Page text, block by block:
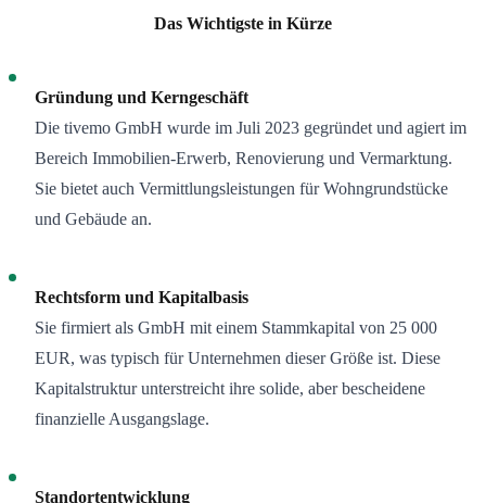
Das Wichtigste in Kürze
Gründung und Kerngeschäft
Die tivemo GmbH wurde im Juli 2023 gegründet und agiert im
Bereich Immobilien-Erwerb, Renovierung und Vermarktung.
Sie bietet auch Vermittlungsleistungen für Wohngrundstücke
und Gebäude an.
Rechtsform und Kapitalbasis
Sie firmiert als GmbH mit einem Stammkapital von 25 000
EUR, was typisch für Unternehmen dieser Größe ist. Diese
Kapitalstruktur unterstreicht ihre solide, aber bescheidene
finanzielle Ausgangslage.
Standortentwicklung